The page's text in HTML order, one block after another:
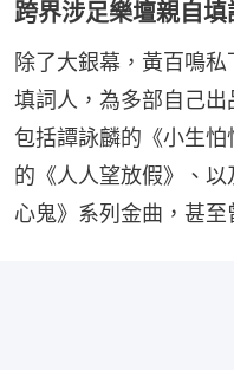
跨界涉足樂壇親自
除了大銀幕，黃百鳴
填詞人，為多部自己
包括譚詠麟的《小生
的《人人望放假》、
心鬼》系列金曲，甚至